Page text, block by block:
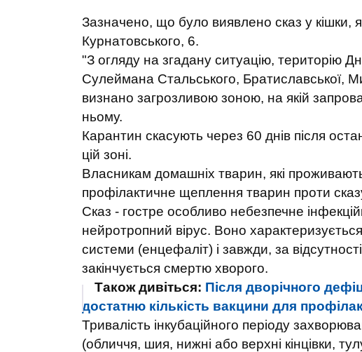
Зазначено, що було виявлено сказ у кішки,
Курнатовського, 6.
"З огляду на згадану ситуацію, територію
Сулеймана Стальського, Братиславської,
визнано загрозливою зоною, на якій
ньому.
Карантин скасують через 60 днів після
цій зоні.
Власникам домашніх тварин, які
профілактичне щеплення тварин проти
Сказ - гостре особливо небезпечне
нейротропний вірус. Воно
системи (енцефаліт) і завжди, за
закінчується смертю хворого.
Також дивіться: Після дворічного
достатню кількість вакцини для
Тривалість інкубаційного періоду
(обличчя, шия, нижні або верхні кінцівки,